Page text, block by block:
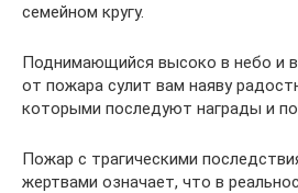
семейном кругу.
Поднимающийся высоко в небо и
от пожара сулит вам наяву
которыми последуют награды и
Пожар с трагическими
жертвами означает, что в